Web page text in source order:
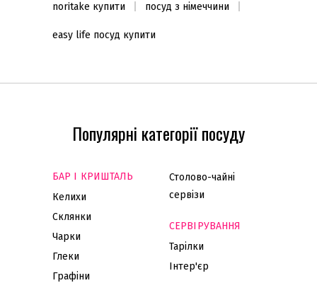
noritake купити посуд з німеччини
easy life посуд купити
Популярні категорії посуду
БАР І КРИШТАЛЬ
Келихи
Склянки
Чарки
Глеки
Графіни
Столово-чайні
сервізи
СЕРВІРУВАННЯ
Тарілки
Інтер'єр